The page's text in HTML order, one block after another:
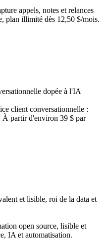
appels, notes et relances
plan illimité dès 12,50 $/mois.
dopée à l'IA
client conversationnelle :
À partir d'environ 39 $ par
et lisible, roi de la data et
open source, lisible et
IA et automatisation.